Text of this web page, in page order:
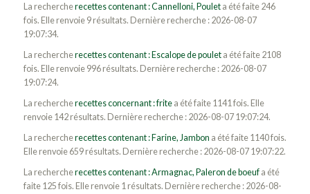
La rechercherecettes contenant : Cannelloni, Pouleta été faite 246
fois. Elle renvoie 9 résultats. Dernière recherche : 2026-08-07
19:07:34.
La rechercherecettes contenant : Escalope de pouleta été faite 2108
fois. Elle renvoie 996 résultats. Dernière recherche : 2026-08-07
19:07:24.
La rechercherecettes concernant : fritea été faite 1141 fois. Elle
renvoie 142 résultats. Dernière recherche : 2026-08-07 19:07:24.
La rechercherecettes contenant : Farine, Jambon a été faite 1140 fois.
Elle renvoie 659 résultats. Dernière recherche : 2026-08-07 19:07:22.
La rechercherecettes contenant : Armagnac, Paleron de boeufa été
faite 125 fois. Elle renvoie 1 résultats. Dernière recherche : 2026-08-